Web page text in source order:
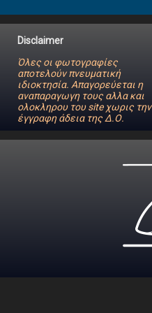
Disclaimer
Όλες οι φωτογραφίες
αποτελούν πνευματική
ιδιοκτησία. Απαγορεύεται η
αναπαραγωγη τους αλλα και
ολοκληρου του site χωρις την
έγγραφη άδεια της Δ.Ο.